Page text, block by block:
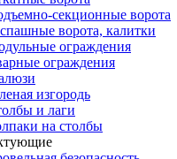
секционные ворота
ворота, калитки
ограждения
ограждения
изгородь
и лаги
на столбы